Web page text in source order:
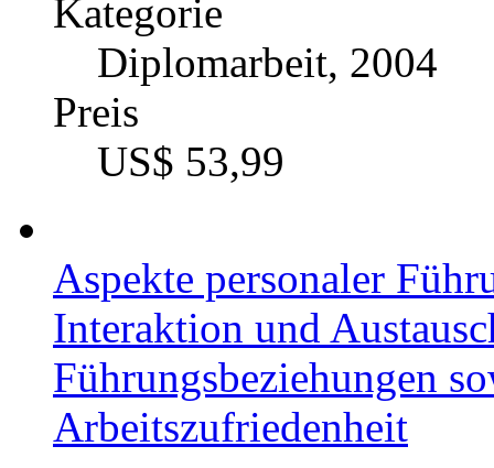
Kategorie
Diplomarbeit, 2004
Preis
US$ 53,99
Aspekte personaler
Interaktion und
Führungsbeziehungen
Arbeitszufriedenheit